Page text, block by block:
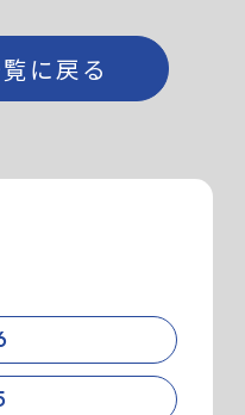
に戻る